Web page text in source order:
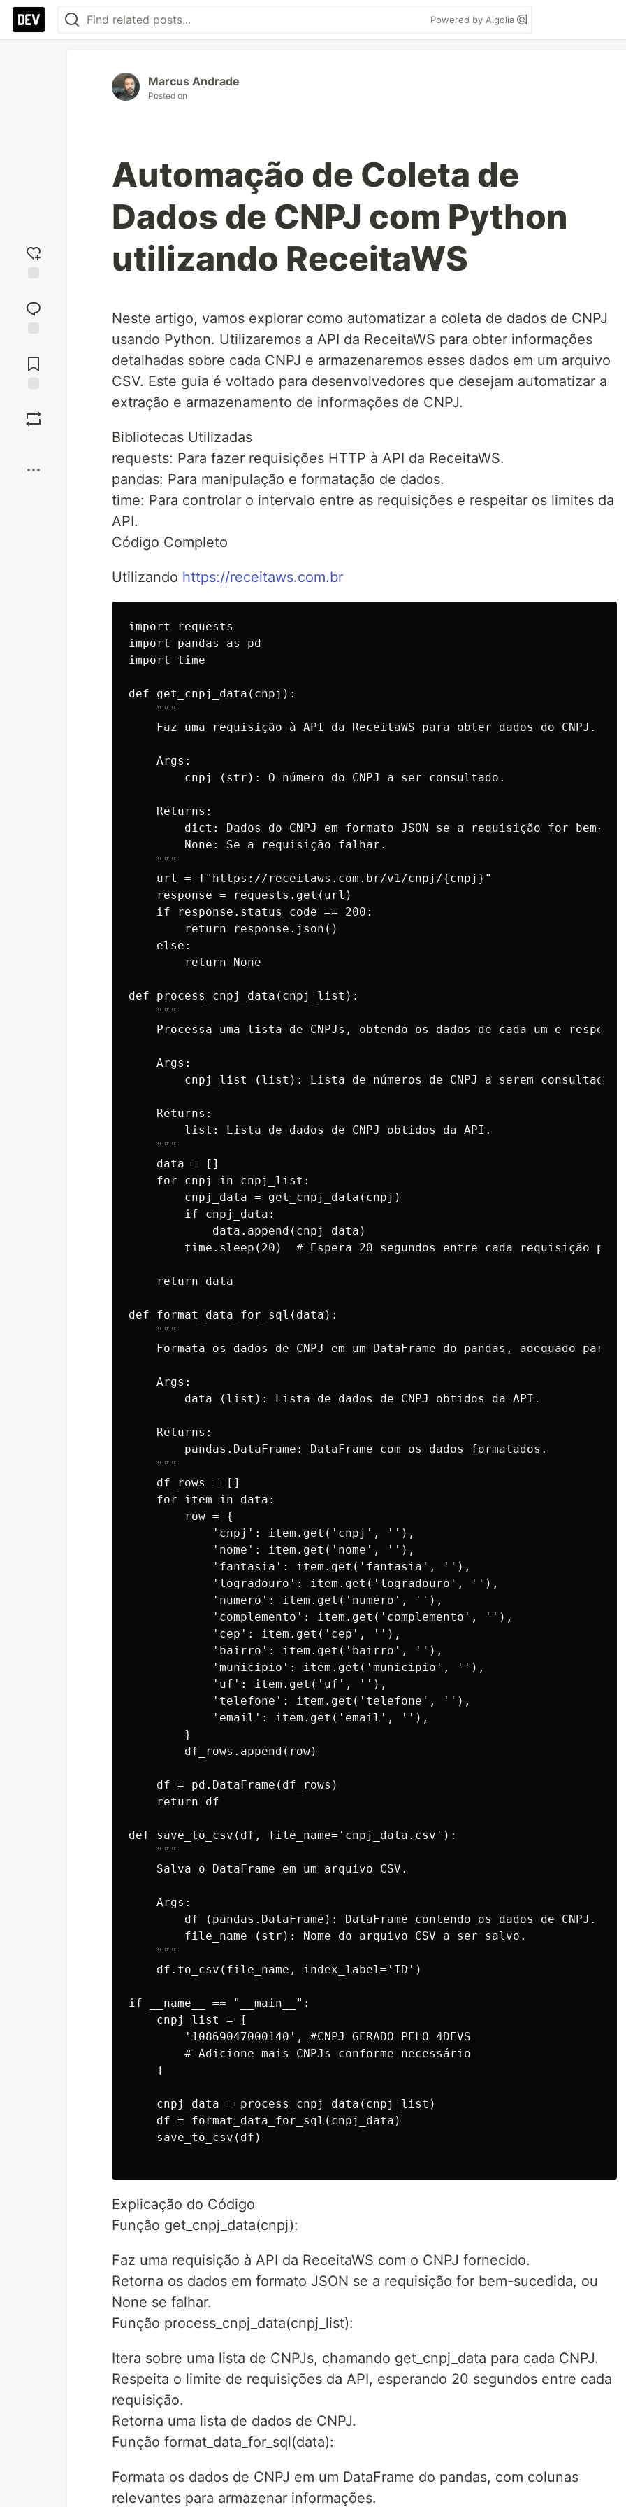
Powered by Algolia
reaction
Comments
Marcus Andrade
Posted on
Automação de Coleta de
Dados de CNPJ com Python
utilizando ReceitaWS
Neste artigo, vamos explorar como automatizar a coleta de dados de CNPJ
usando Python. Utilizaremos a API da ReceitaWS para obter informações
detalhadas sobre cada CNPJ e armazenaremos esses dados em um arquivo
CSV. Este guia é voltado para desenvolvedores que desejam automatizar a
extração e armazenamento de informações de CNPJ.
Bibliotecas Utilizadas
requests: Para fazer requisições HTTP à API da ReceitaWS.
pandas: Para manipulação e formatação de dados.
time: Para controlar o intervalo entre as requisições e respeitar os limites da
API.
Código Completo
Utilizando https://receitaws.com.br
import requests
import pandas as pd
import time
def get_cnpj_data(cnpj):
    """
    Faz uma requisição à API da ReceitaWS para obter dados do CNPJ.
    Args:
        cnpj (str): O número do CNPJ a ser consultado.
    Returns:
dict: Dados do CNPJ em formato JSON se a requisição for bem-
        None: Se a requisição falhar.
    """
    url = f"https://receitaws.com.br/v1/cnpj/{cnpj}"
    response = requests.get(url)
    if response.status_code == 200:
        return response.json()
    else:
        return None
def process_cnpj_data(cnpj_list):
    """
Processa uma lista de CNPJs, obtendo os dados de cada um e
    Args:
        cnpj_list (list): Lista de números de CNPJ a serem consultados.
    Returns:
        list: Lista de dados de CNPJ obtidos da API.
    """
    data = []
    for cnpj in cnpj_list:
        cnpj_data = get_cnpj_data(cnpj)
        if cnpj_data:
            data.append(cnpj_data)
time.sleep(20)  # Espera 20 segundos entre cada requisição
    return data
def format_data_for_sql(data):
    """
Formata os dados de CNPJ em um DataFrame do pandas, adequado para
    Args:
        data (list): Lista de dados de CNPJ obtidos da API.
    Returns:
        pandas.DataFrame: DataFrame com os dados formatados.
    """
    df_rows = []
    for item in data:
        row = {
            'cnpj': item.get('cnpj', ''),
            'nome': item.get('nome', ''),
            'fantasia': item.get('fantasia', ''),
            'logradouro': item.get('logradouro', ''),
            'numero': item.get('numero', ''),
            'complemento': item.get('complemento', ''),
            'cep': item.get('cep', ''),
            'bairro': item.get('bairro', ''),
            'municipio': item.get('municipio', ''),
            'uf': item.get('uf', ''),
            'telefone': item.get('telefone', ''),
            'email': item.get('email', ''),
        }
        df_rows.append(row)
    df = pd.DataFrame(df_rows)
    return df
def save_to_csv(df, file_name='cnpj_data.csv'):
    """
    Salva o DataFrame em um arquivo CSV.
    Args:
        df (pandas.DataFrame): DataFrame contendo os dados de CNPJ.
        file_name (str): Nome do arquivo CSV a ser salvo.
    """
    df.to_csv(file_name, index_label='ID')
if __name__ == "__main__":
    cnpj_list = [
        '10869047000140', #CNPJ GERADO PELO 4DEVS
        # Adicione mais CNPJs conforme necessário
    ]
    cnpj_data = process_cnpj_data(cnpj_list)
    df = format_data_for_sql(cnpj_data)
    save_to_csv(df)
Explicação do Código
Função get_cnpj_data(cnpj):
Faz uma requisição à API da ReceitaWS com o CNPJ fornecido.
Retorna os dados em formato JSON se a requisição for bem-sucedida, ou
None se falhar.
Função process_cnpj_data(cnpj_list):
Itera sobre uma lista de CNPJs, chamando get_cnpj_data para cada CNPJ.
Respeita o limite de requisições da API, esperando 20 segundos entre cada
requisição.
Retorna uma lista de dados de CNPJ.
Função format_data_for_sql(data):
Formata os dados de CNPJ em um DataFrame do pandas, com colunas
relevantes para armazenar informações.